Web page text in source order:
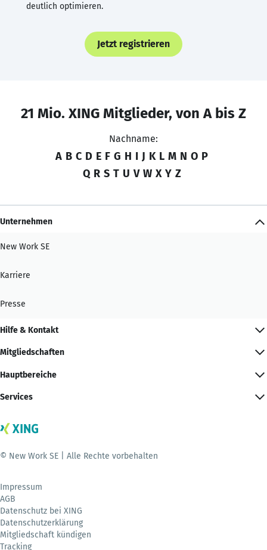
deutlich optimieren.
Jetzt registrieren
21 Mio. XING Mitglieder, von A bis Z
Nachname:
A B C D E F G H I J K L M N O P
Q R S T U V W X Y Z
Unternehmen
New Work SE
Karriere
Presse
Hilfe & Kontakt
Mitgliedschaften
Hauptbereiche
Services
© New Work SE | Alle Rechte vorbehalten
Impressum
AGB
Datenschutz bei XING
Datenschutzerklärung
Mitgliedschaft kündigen
Tracking